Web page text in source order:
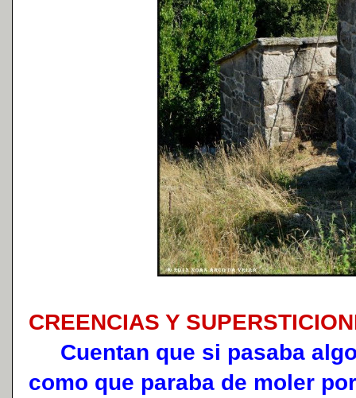
CREENCIAS Y
Cuentan que si pasaba
como que paraba de moler